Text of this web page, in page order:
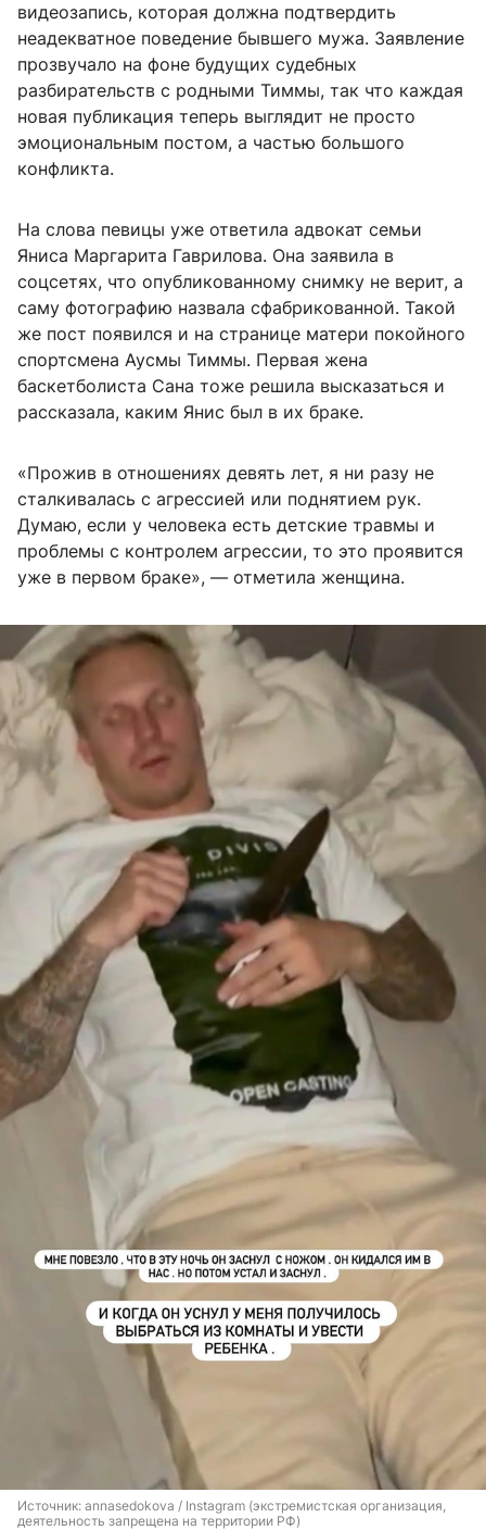
видеозапись, которая должна подтвердить
неадекватное поведение бывшего мужа. Заявление
прозвучало на фоне будущих судебных
разбирательств с родными Тиммы, так что каждая
новая публикация теперь выглядит не просто
эмоциональным постом, а частью большого
конфликта.
На слова певицы уже ответила адвокат семьи
Яниса Маргарита Гаврилова. Она заявила в
соцсетях, что опубликованному снимку не верит, а
саму фотографию назвала сфабрикованной. Такой
же пост появился и на странице матери покойного
спортсмена Аусмы Тиммы. Первая жена
баскетболиста Сана тоже решила высказаться и
рассказала, каким Янис был в их браке.
«Прожив в отношениях девять лет, я ни разу не
сталкивалась с агрессией или поднятием рук.
Думаю, если у человека есть детские травмы и
проблемы с контролем агрессии, то это проявится
уже в первом браке», — отметила женщина.
Источник: annasedokova / Instagram (экстремистская организация,
деятельность запрещена на территории РФ)